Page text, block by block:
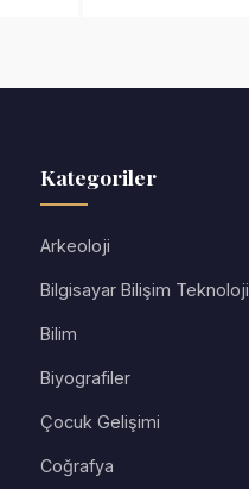
Kategoriler
Arkeoloji
Bilgisayar Bilişim Teknoloji
Bilim
Biyografiler
Çocuk Gelişimi
Coğrafya